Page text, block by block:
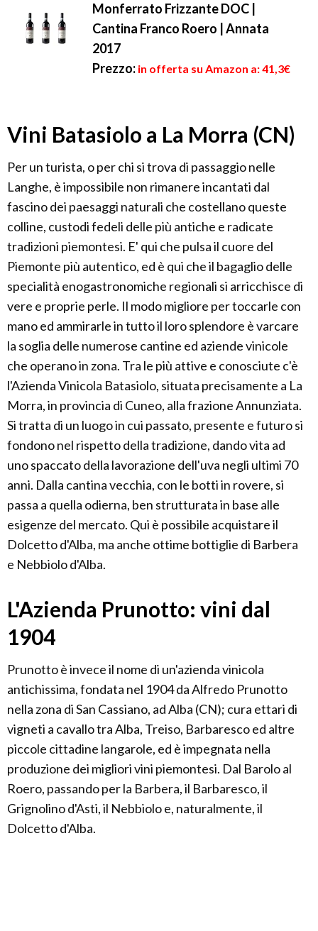
Monferrato Frizzante DOC |
Cantina Franco Roero | Annata
2017
Prezzo: in offerta su Amazon a: 41,3€
Vini Batasiolo a La Morra (CN)
Per un turista, o per chi si trova di passaggio nelle
Langhe, è impossibile non rimanere incantati dal
fascino dei paesaggi naturali che costellano queste
colline, custodi fedeli delle più antiche e radicate
tradizioni piemontesi. E' qui che pulsa il cuore del
Piemonte più autentico, ed è qui che il bagaglio delle
specialità enogastronomiche regionali si arricchisce di
vere e proprie perle. Il modo migliore per toccarle con
mano ed ammirarle in tutto il loro splendore è varcare
la soglia delle numerose cantine ed aziende vinicole
che operano in zona. Tra le più attive e conosciute c'è
l'Azienda Vinicola Batasiolo, situata precisamente a La
Morra, in provincia di Cuneo, alla frazione Annunziata.
Si tratta di un luogo in cui passato, presente e futuro si
fondono nel rispetto della tradizione, dando vita ad
uno spaccato della lavorazione dell'uva negli ultimi 70
anni. Dalla cantina vecchia, con le botti in rovere, si
passa a quella odierna, ben strutturata in base alle
esigenze del mercato. Qui è possibile acquistare il
Dolcetto d'Alba, ma anche ottime bottiglie di Barbera
e Nebbiolo d'Alba.
L'Azienda Prunotto: vini dal
1904
Prunotto è invece il nome di un'azienda vinicola
antichissima, fondata nel 1904 da Alfredo Prunotto
nella zona di San Cassiano, ad Alba (CN); cura ettari di
vigneti a cavallo tra Alba, Treiso, Barbaresco ed altre
piccole cittadine langarole, ed è impegnata nella
produzione dei migliori vini piemontesi. Dal Barolo al
Roero, passando per la Barbera, il Barbaresco, il
Grignolino d'Asti, il Nebbiolo e, naturalmente, il
Dolcetto d'Alba.